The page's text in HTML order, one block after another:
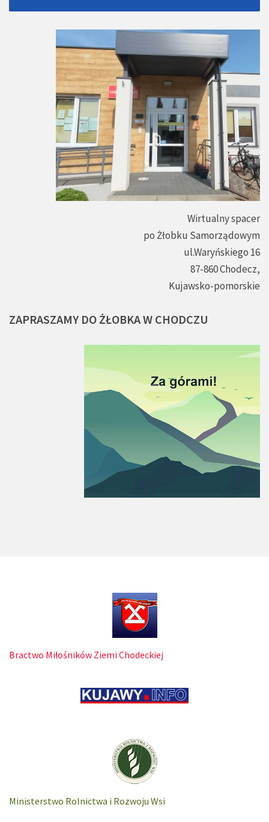
Wirtualny spacer
po Żłobku Samorządowym
ul.Waryńskiego 16
87-860 Chodecz,
Kujawsko-pomorskie
ZAPRASZAMY DO ŻŁOBKAW CHODCZU
Bractwo Miłośników Ziemi Chodeckiej
Ministerstwo Rolnictwa i Rozwoju Wsi